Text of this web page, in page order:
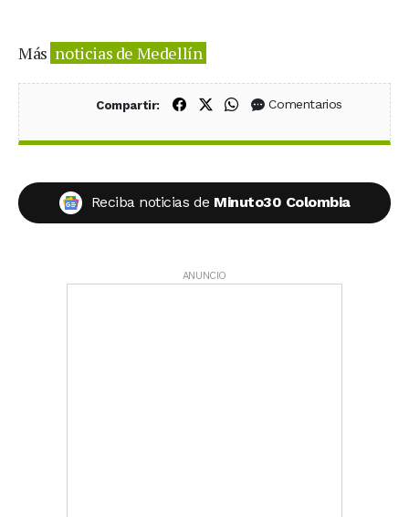
Más noticias de Medellín
Compartir: Compartir en Facebook
Compartir en X (Twitter)
Compartir en WhatsApp
Comentarios
Reciba noticias de Minuto30 Colombia
ANUNCIO